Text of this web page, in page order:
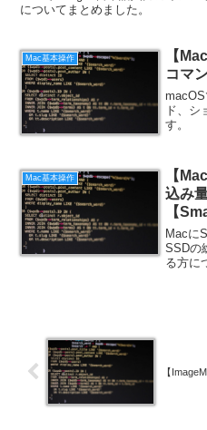
についてまとめました。
Mac基本操作
【
コマ
ド、シ
す。
Mac基本操作
【
込み
【
Macに
SSDの
る方に
【